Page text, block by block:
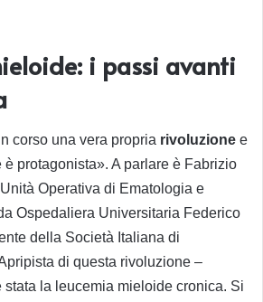
i passi avanti
corso una vera propria rivoluzione e
è protagonista». A parlare è Fabrizio
Operativa di Ematologia e
Ospedaliera Universitaria Federico
della Società Italiana di
di questa rivoluzione –
stata la leucemia mieloide cronica. Si